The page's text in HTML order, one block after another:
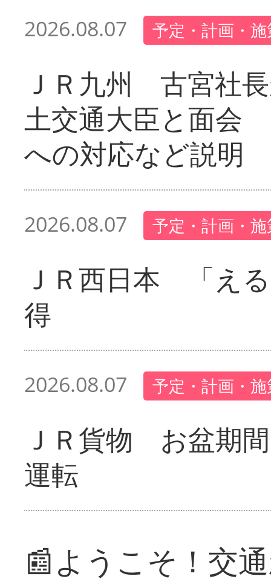
2026.08.07 予定・計画・
ＪＲ九州 古宮社
土交通大臣と面会
への対応など説明
2026.08.07 予定・計画・
ＪＲ西日本 「え
得
2026.08.07 予定・計画・
ＪＲ貨物 お盆期
運転
📰ようこそ！交